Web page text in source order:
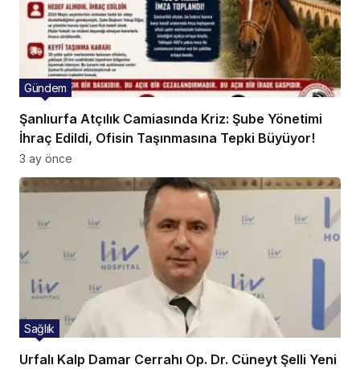
Şanlıurfa Atçılık Camiasında Kriz: Şube Yönetimi
İhraç Edildi, Ofisin Taşınmasına Tepki Büyüyor!
Gündem
3 ay önce
Urfalı Kalp Damar Cerrahı Op. Dr. Cüneyt Şelli Yeni
Sağlık